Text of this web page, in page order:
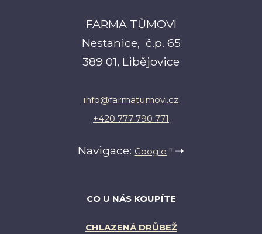
FARMA TŮMOVI
Nestanice, č.p. 65
389 01, Libějovice
info@farmatumovi.cz
+420 777 790 771
Navigace: Google ➝
CO U NÁS KOUPÍTE
CHLAZENÁ DRŮBEŽ